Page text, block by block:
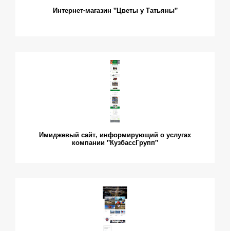
Интернет-магазин "Цветы у Татьяны"
Имиджевый сайт, информирующий о услугах
компании "КузбассГрупп"